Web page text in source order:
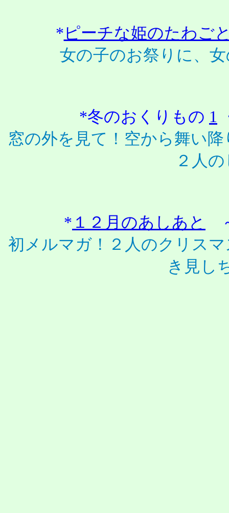
* ピーチな姫のたわご
女の子のお祭りに、
*冬のおくりもの 1
窓の外を見て！空から舞い
２人
* １２月のあしあと
初メルマガ！２人のクリス
き見し